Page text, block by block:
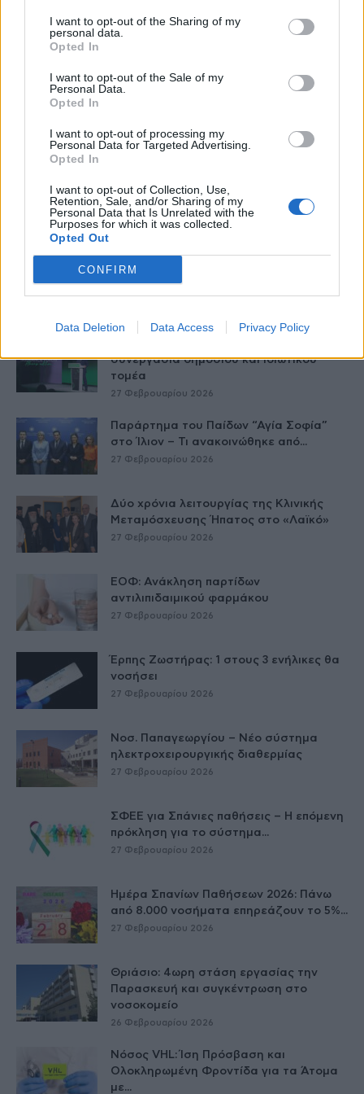
I want to opt-out of the Sharing of my
personal data.
Opted In
I want to opt-out of the Sale of my
Personal Data.
Opted In
I want to opt-out of processing my
Personal Data for Targeted Advertising.
Opted In
I want to opt-out of Collection, Use,
Retention, Sale, and/or Sharing of my
Personal Data that Is Unrelated with the
Purposes for which it was collected.
Opted Out
CONFIRM
Data Deletion Data Access Privacy Policy
συνεργασία δημοσίου και ιδιωτικού
τομέα
27 Φεβρουαρίου 2026
Παράρτημα του Παίδων “Αγία Σοφία”
στο Ίλιον – Τι ανακοινώθηκε από...
27 Φεβρουαρίου 2026
Δύο χρόνια λειτουργίας της Κλινικής
Μεταμόσχευσης Ήπατος στο «Λαϊκό»
27 Φεβρουαρίου 2026
ΕΟΦ: Ανάκληση παρτίδων
αντιλιπιδαιμικού φαρμάκου
27 Φεβρουαρίου 2026
Έρπης Ζωστήρας: 1 στους 3 ενήλικες θα
νοσήσει
27 Φεβρουαρίου 2026
Νοσ. Παπαγεωργίου – Νέο σύστημα
ηλεκτροχειρουργικής διαθερμίας
27 Φεβρουαρίου 2026
ΣΦΕΕ για Σπάνιες παθήσεις – Η επόμενη
πρόκληση για το σύστημα...
27 Φεβρουαρίου 2026
Ημέρα Σπανίων Παθήσεων 2026: Πάνω
από 8.000 νοσήματα επηρεάζουν το 5%...
27 Φεβρουαρίου 2026
Θριάσιο: 4ωρη στάση εργασίας την
Παρασκευή και συγκέντρωση στο
νοσοκομείο
26 Φεβρουαρίου 2026
Νόσος VHL: Ίση Πρόσβαση και
Ολοκληρωμένη Φροντίδα για τα Άτομα
με...